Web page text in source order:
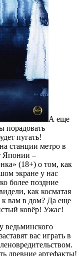
А еще
порадовать
пугать!
станции метро в
Японии –
(18+) о том, как
экране у нас
более поздние
как косматая
к вам в дом? Да еще
ковёр! Ужас!
ведьминского
вас играть в
древние артефакты!